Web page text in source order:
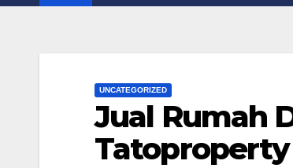
UNCATEGORIZED
Jual Rumah
Tatoproperty